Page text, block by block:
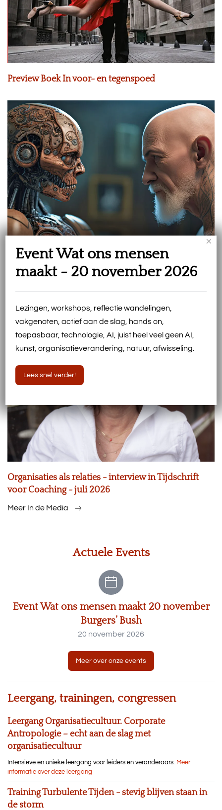
Preview Boek In voor- en tegenspoed
Event Wat ons mensen maakt 20 november
Organisaties als relaties - interview in Tijdschrift
voor Coaching - juli 2026
Meer In de Media
Actuele Events
Event Wat ons mensen maakt 20 november
Burgers’ Bush
20 november 2026
Meer over onze events
Leergang, trainingen, congressen
Leergang Organisatiecultuur. Corporate
Antropologie – echt aan de slag met
organisatiecultuur
Intensieve en unieke leergang voor leiders en veranderaars. Meer
informatie over deze leergang
Training Turbulente Tijden - stevig blijven staan in
de storm
×
Event Wat ons mensen
maakt - 20 november 2026
Lezingen, workshops, reflectie wandelingen,
vakgenoten, actief aan de slag, hands on,
toepasbaar, technologie, AI, juist heel veel geen AI,
kunst, organisatieverandering, natuur, afwisseling.
Lees snel verder!